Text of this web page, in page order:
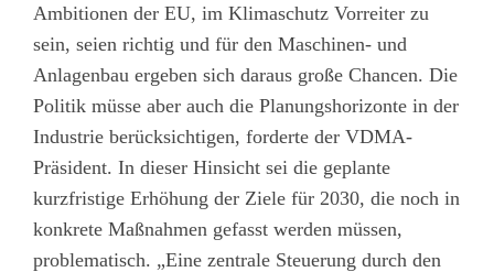
Ambitionen der EU, im Klimaschutz Vorreiter zu
sein, seien richtig und für den Maschinen- und
Anlagenbau ergeben sich daraus große Chancen. Die
Politik müsse aber auch die Planungshorizonte in der
Industrie berücksichtigen, forderte der VDMA-
Präsident. In dieser Hinsicht sei die geplante
kurzfristige Erhöhung der Ziele für 2030, die noch in
konkrete Maßnahmen gefasst werden müssen,
problematisch. „Eine zentrale Steuerung durch den